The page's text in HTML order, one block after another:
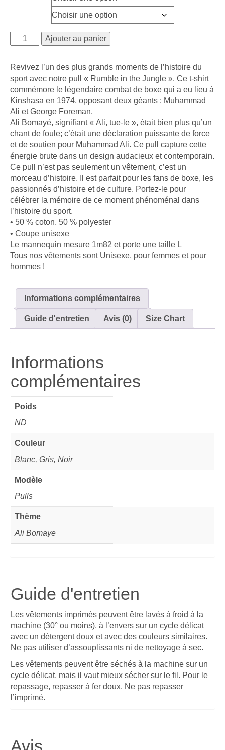
Ajouter au panier
Revivez l’un des plus grands moments de l’histoire du
sport avec notre pull « Rumble in the Jungle ». Ce t-shirt
commémore le légendaire combat de boxe qui a eu lieu à
Kinshasa en 1974, opposant deux géants : Muhammad
Ali et George Foreman.
Ali Bomayé, signifiant « Ali, tue-le », était bien plus qu’un
chant de foule; c’était une déclaration puissante de force
et de soutien pour Muhammad Ali. Ce pull capture cette
énergie brute dans un design audacieux et contemporain.
Ce pull n’est pas seulement un vêtement, c’est un
morceau d’histoire. Il est parfait pour les fans de boxe, les
passionnés d’histoire et de culture. Portez-le pour
célébrer la mémoire de ce moment phénoménal dans
l’histoire du sport.
• 50 % coton, 50 % polyester
• Coupe unisexe
Le mannequin mesure 1m82 et porte une taille L
Tous nos vêtements sont Unisexe, pour femmes et pour
hommes !
Informations complémentaires
Guide d'entretien Avis (0) Size Chart
Informations
complémentaires
Poids
ND
Couleur
Blanc, Gris, Noir
Modèle
Pulls
Thème
Ali Bomaye
Guide d'entretien
Les vêtements imprimés peuvent être lavés à froid à la
machine (30° ou moins), à l’envers sur un cycle délicat
avec un détergent doux et avec des couleurs similaires.
Ne pas utiliser d’assouplissants ni de nettoyage à sec.
Les vêtements peuvent être séchés à la machine sur un
cycle délicat, mais il vaut mieux sécher sur le fil. Pour le
repassage, repasser à fer doux. Ne pas repasser
l’imprimé.
Avis